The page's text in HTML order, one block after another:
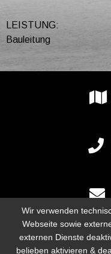
LEISTUNG:
Bauleitung
Wir verwenden
Webseite sowie
externen Dienste
belieben aktivieren &